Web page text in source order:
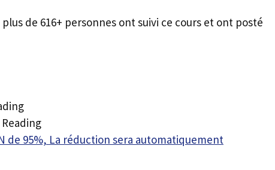
de 616+ personnes ont suivi ce cours et ont posté
de 95%, La réduction sera automatiquement